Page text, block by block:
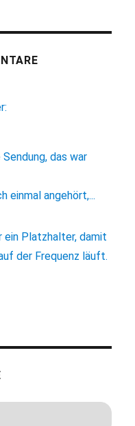
das war
einmal angehört,...
ein Platzhalter, damit
der Frequenz läuft.